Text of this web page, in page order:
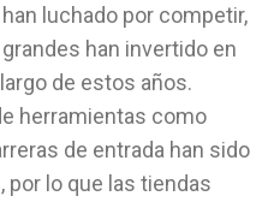
luchado por competir,
han invertido en
de estos años.
herramientas como
de entrada han sido
lo que las tiendas